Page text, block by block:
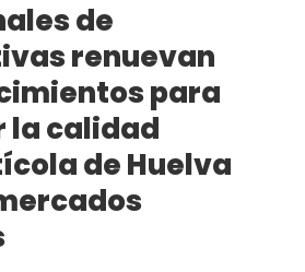
de
renuevan
para
calidad
de Huelva